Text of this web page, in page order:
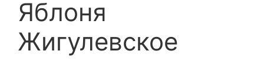
Яблоня
Жигулевское